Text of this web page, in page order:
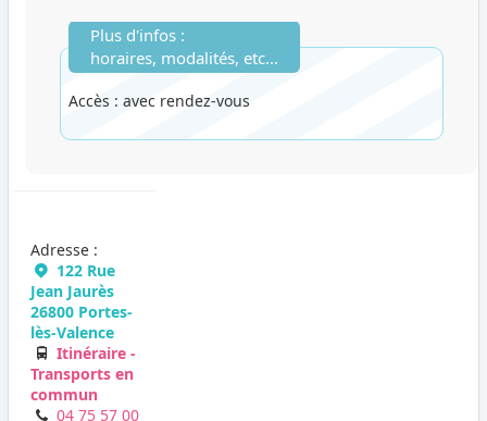
Plus d'infos :
horaires, modalités, etc...
Accès : avec rendez-vous
Adresse :
122 Rue
Jean Jaurès
26800 Portes-
lès-Valence
Itinéraire -
Transports en
commun
04 75 57 00